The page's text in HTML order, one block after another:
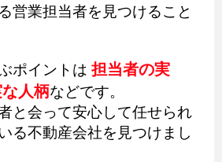
営業担当者を見つけること
ポイントは 担当者の実
人柄などです。
と会って安心して任せられ
る不動産会社を見つけまし